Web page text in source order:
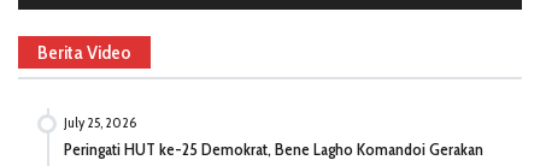
Berita Video
July 25, 2026
Peringati HUT ke-25 Demokrat, Bene Lagho Komandoi Gerakan